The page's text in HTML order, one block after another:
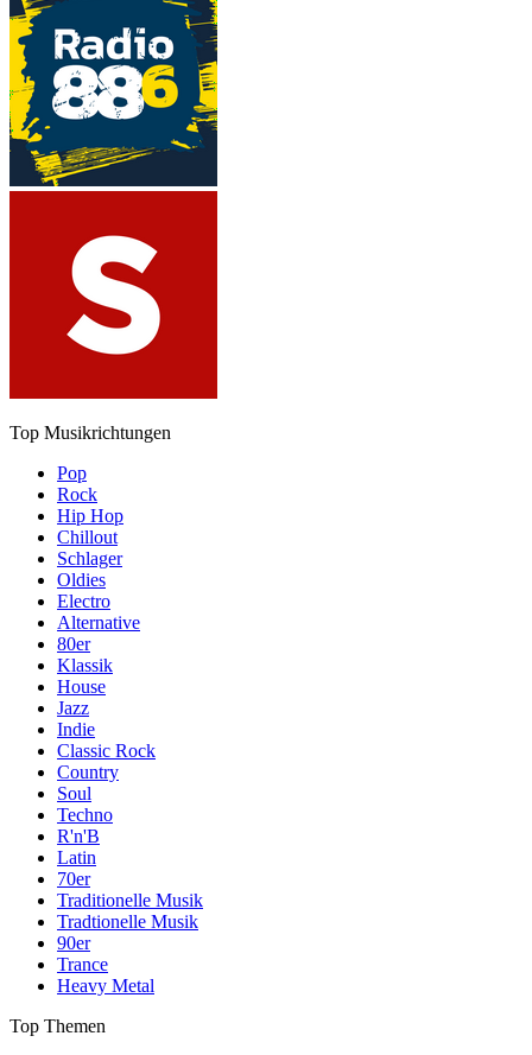
Top Musikrichtungen
Pop
Rock
Hip Hop
Chillout
Schlager
Oldies
Electro
Alternative
80er
Klassik
House
Jazz
Indie
Classic Rock
Country
Soul
Techno
R'n'B
Latin
70er
Traditionelle Musik
Tradtionelle Musik
90er
Trance
Heavy Metal
Top Themen